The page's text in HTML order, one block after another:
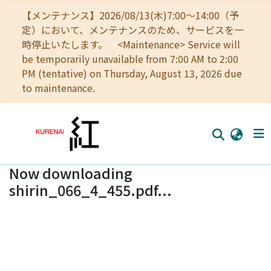
【メンテナンス】2026/08/13(木)7:00～14:00（予
定）において、メンテナンスのため、サービスを一
時停止いたします。 <Maintenance> Service will
be temporarily unavailable from 7:00 AM to 2:00
PM (tentative) on Thursday, August 13, 2026 due
to maintenance.
Home
Now downloading
shirin_066_4_455.pdf...